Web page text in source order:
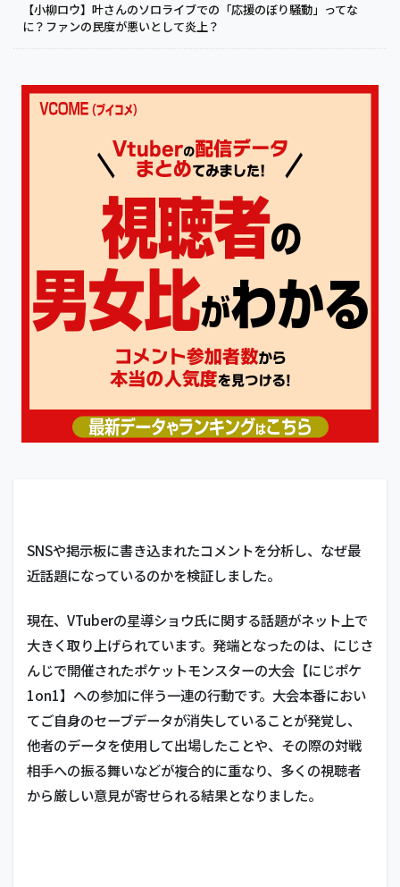
【小柳ロウ】叶さんのソロライブでの「応援のぼり騒動」ってな
に？ファンの民度が悪いとして炎上？
SNSや掲示板に書き込まれたコメントを分析し、なぜ最
近話題になっているのかを検証しました。
現在、VTuberの星導ショウ氏に関する話題がネット上で
大きく取り上げられています。発端となったのは、にじさ
んじで開催されたポケットモンスターの大会【にじポケ
1on1】への参加に伴う一連の行動です。大会本番におい
てご自身のセーブデータが消失していることが発覚し、
他者のデータを使用して出場したことや、その際の対戦
相手への振る舞いなどが複合的に重なり、多くの視聴者
から厳しい意見が寄せられる結果となりました。